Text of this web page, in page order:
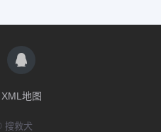
XML地图
搜救犬